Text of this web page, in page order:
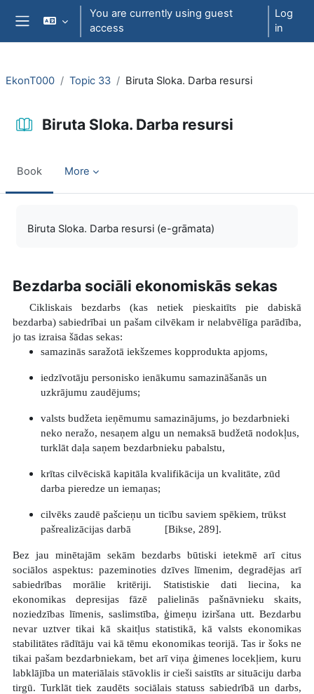
Skip to main content
You are currently using guest
access
Log
in
EkonT000 Topic 33 Biruta Sloka. Darba resursi
Biruta Sloka. Darba resursi
Book More
Biruta Sloka. Darba resursi (e-grāmata)
Bezdarba sociāli ekonomiskās sekas
Cikliskais bezdarbs (kas netiek pieskaitīts pie dabiskā
bezdarba) sabiedrībai un pašam cilvēkam ir nelabvēlīga parādība,
jo tas izraisa šādas sekas:
samazinās saražotā iekšzemes kopprodukta apjoms,
iedzīvotāju personisko ienākumu samazināšanās un
uzkrājumu zaudējums;
valsts budžeta ieņēmumu samazinājums, jo bezdarbnieki
neko neražo, nesaņem algu un nemaksā budžetā nodokļus,
turklāt daļa saņem bezdarbnieku pabalstu,
krītas cilvēciskā kapitāla kvalifikācija un kvalitāte, zūd
darba pieredze un iemaņas;
cilvēks zaudē pašcieņu un ticību saviem spēkiem, trūkst
pašrealizācijas darbā
[Bikse, 289].
Bez jau minētajām sekām bezdarbs būtiski ietekmē arī citus
sociālos aspektus: pazeminoties dzīves līmenim, degradējas arī
sabiedrības morālie kritēriji. Statistiskie dati liecina, ka
ekonomikas depresijas fāzē palielinās pašnāvnieku skaits,
noziedzības līmenis, saslimstība, ģimeņu iziršana utt. Bezdarbu
nevar uztver tikai kā skaitļus statistikā, kā valsts ekonomikas
stabilitātes rādītāju vai kā tēmu ekonomikas teorijā. Tas ir šoks ne
tikai pašam bezdarbniekam, bet arī viņa ģimenes locekļiem, kuru
labklājība un materiālais stāvoklis ir cieši saistīts ar situāciju darba
tirgū. Turklāt tiek zaudēts sociālais statuss sabiedrībā un darbs,